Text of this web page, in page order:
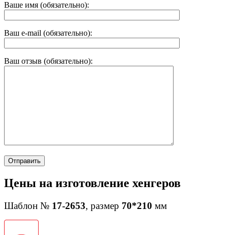
Ваше имя (обязательно):
Ваш e-mail (обязательно):
Ваш отзыв (обязательно):
Цены на изготовление хенгеров
Шаблон № 17-2653, размер 70*210 мм